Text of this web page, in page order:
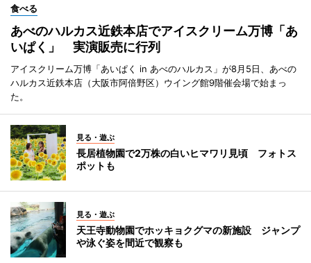
食べる
あべのハルカス近鉄本店でアイスクリーム万博「あ
いぱく」 実演販売に行列
アイスクリーム万博「あいぱく in あべのハルカス」が8月5日、あべの
ハルカス近鉄本店（大阪市阿倍野区）ウイング館9階催会場で始まっ
た。
見る・遊ぶ
長居植物園で2万株の白いヒマワリ見頃 フォトス
ポットも
見る・遊ぶ
天王寺動物園でホッキョクグマの新施設 ジャンプ
や泳ぐ姿を間近で観察も